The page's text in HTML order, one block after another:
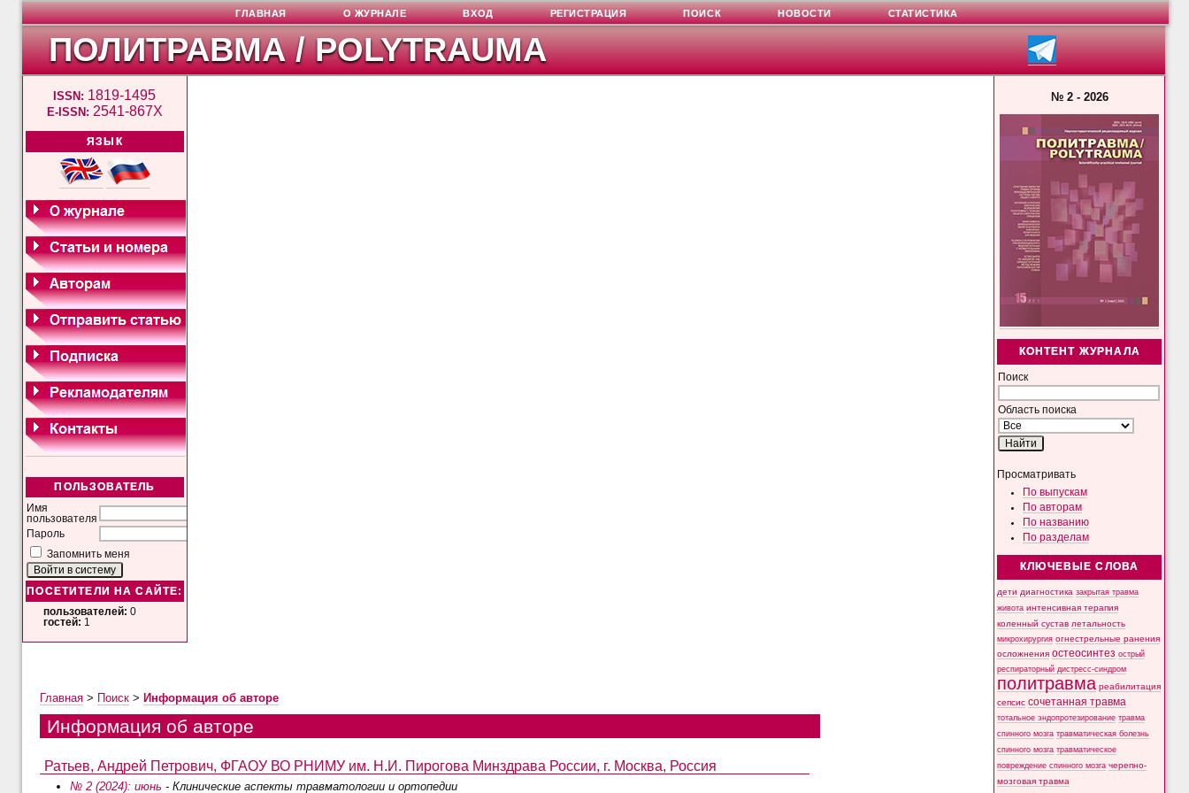
ПОЛИТРАВМА / POLYTRAUMA
ISSN: 1819-1495
E-ISSN: 2541-867X
ЯЗЫК
ПОЛЬЗОВАТЕЛЬ
Имя
пользователя
Пароль
Запомнить меня
ПОСЕТИТЕЛИ НА САЙТЕ:
пользователей: 0
гостей: 1
№ 2 - 2026
КОНТЕНТ ЖУРНАЛА
Поиск
Область поиска
Просматривать
По выпускам
По авторам
По названию
По разделам
КЛЮЧЕВЫЕ СЛОВА
дети диагностика закрытая травма
живота интенсивная терапия
коленный сустав летальность
микрохирургия огнестрельные ранения
осложнения остеосинтез острый
респираторный дистресс-синдром
политравма реабилитация
сепсис сочетанная травма
тотальное эндопротезирование травма
спинного мозга травматическая болезнь
спинного мозга травматическое
повреждение спинного мозга черепно-
мозговая травма
ГЛАВНАЯ О ЖУРНАЛЕ ВХОД РЕГИСТРАЦИЯ ПОИСК НОВОСТИ СТАТИСТИКА
Главная> Поиск> Информация об авторе
Информация об авторе
Ратьев, Андрей Петрович, ФГАОУ ВО РНИМУ им. Н.И. Пирогова Минздрава России, г. Москва, Россия
№ 2 (2024): июнь - Клинические аспекты травматологии и ортопедии